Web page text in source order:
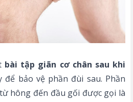
bài tập giãn cơ chân sau khi
để bảo vệ phần đùi sau. Phần
hông đến đầu gối được gọi là